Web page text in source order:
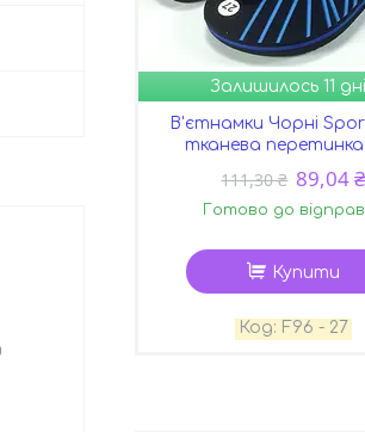
Залишилось 11
В'єтнамки Чорні
тканева перетинка
111,30 ₴ 89,04 ₴
Готово до
Купити
F96 - 27